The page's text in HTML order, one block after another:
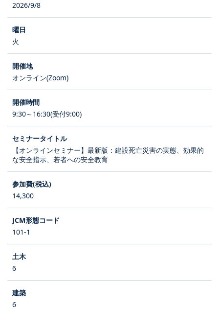
2026/9/8
火
オンライン(Zoom)
9:30～16:30(受付9:00)
【オンラインセミナー】最新版：建設死亡災害の実態、効果的
な安全指示、若者への安全教育
14,300
101-1
6
6